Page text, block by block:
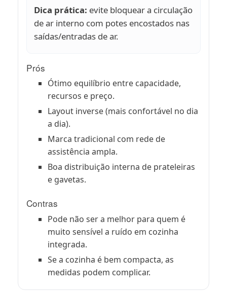
Dica prática: evite bloquear a circulação
de ar interno com potes encostados nas
saídas/entradas de ar.
Prós
Ótimo equilíbrio entre capacidade,
recursos e preço.
Layout inverse (mais confortável no dia
a dia).
Marca tradicional com rede de
assistência ampla.
Boa distribuição interna de prateleiras
e gavetas.
Contras
Pode não ser a melhor para quem é
muito sensível a ruído em cozinha
integrada.
Se a cozinha é bem compacta, as
medidas podem complicar.